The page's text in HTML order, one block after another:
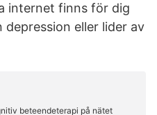
internet finns för dig
depression eller lider av